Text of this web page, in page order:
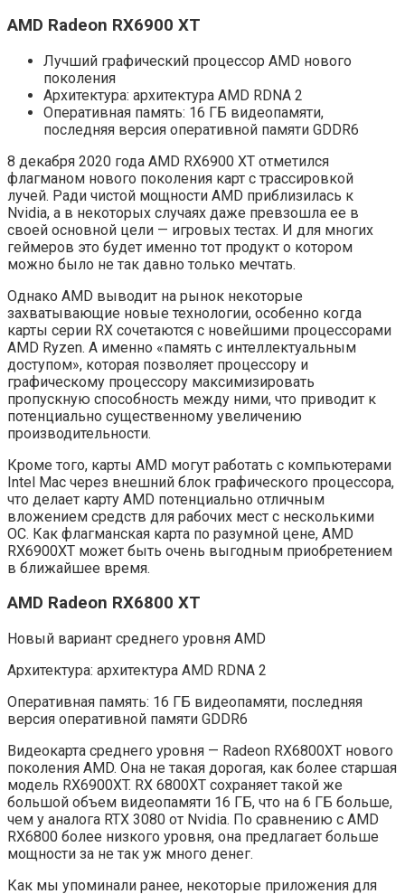
AMD Radeon RX6900 XT
Лучший графический процессор AMD нового
поколения
Архитектура: архитектура AMD RDNA 2
Оперативная память: 16 ГБ видеопамяти,
последняя версия оперативной памяти GDDR6
8 декабря 2020 года AMD RX6900 XT отметился
флагманом нового поколения карт с трассировкой
лучей. Ради чистой мощности AMD приблизилась к
Nvidia, а в некоторых случаях даже превзошла ее в
своей основной цели — игровых тестах. И для многих
геймеров это будет именно тот продукт о котором
можно было не так давно только мечтать.
Однако AMD выводит на рынок некоторые
захватывающие новые технологии, особенно когда
карты серии RX сочетаются с новейшими процессорами
AMD Ryzen. А именно «память с интеллектуальным
доступом», которая позволяет процессору и
графическому процессору максимизировать
пропускную способность между ними, что приводит к
потенциально существенному увеличению
производительности.
Кроме того, карты AMD могут работать с компьютерами
Intel Mac через внешний блок графического процессора,
что делает карту AMD потенциально отличным
вложением средств для рабочих мест с несколькими
ОС. Как флагманская карта по разумной цене, AMD
RX6900XT может быть очень выгодным приобретением
в ближайшее время.
AMD Radeon RX6800 XT
Новый вариант среднего уровня AMD
Архитектура: архитектура AMD RDNA 2
Оперативная память: 16 ГБ видеопамяти, последняя
версия оперативной памяти GDDR6
Видеокарта среднего уровня — Radeon RX6800XT нового
поколения AMD. Она не такая дорогая, как более старшая
модель RX6900XT. RX 6800XT сохраняет такой же
большой объем видеопамяти 16 ГБ, что на 6 ГБ больше,
чем у аналога RTX 3080 от Nvidia. По сравнению с AMD
RX6800 более низкого уровня, она предлагает больше
мощности за не так уж много денег.
Как мы упоминали ранее, некоторые приложения для